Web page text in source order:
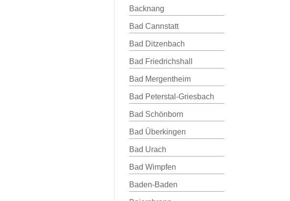
Backnang
Bad Cannstatt
Bad Ditzenbach
Bad Friedrichshall
Bad Mergentheim
Bad Peterstal-Griesbach
Bad Schönborn
Bad Überkingen
Bad Urach
Bad Wimpfen
Baden-Baden